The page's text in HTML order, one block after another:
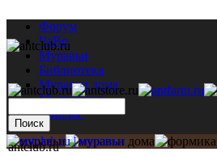
Форум
ЧаВо
Муравьи
Библиотека
Муравьи дома
Мастерская
Каталог
antclub.ru